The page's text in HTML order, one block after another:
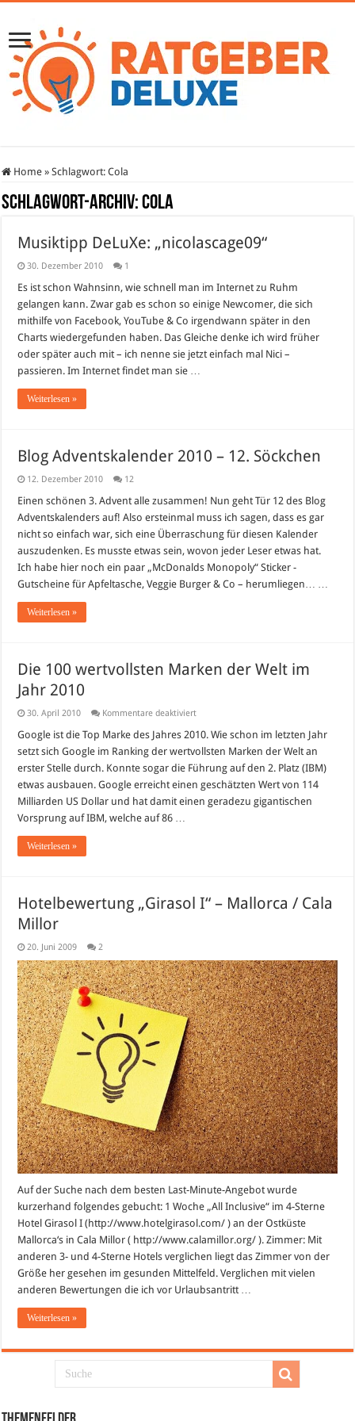
Home » Schlagwort:Cola
Schlagwort-Archiv:Cola
Musiktipp DeLuXe: „nicolascage09“
30. Dezember 2010 1
Es ist schon Wahnsinn, wie schnell man im Internet zu Ruhm
gelangen kann. Zwar gab es schon so einige Newcomer, die sich
mithilfe von Facebook, YouTube & Co irgendwann später in den
Charts wiedergefunden haben. Das Gleiche denke ich wird früher
oder später auch mit – ich nenne sie jetzt einfach mal Nici –
passieren. Im Internet findet man sie …
Weiterlesen »
Blog Adventskalender 2010 – 12. Söckchen
12. Dezember 2010 12
Einen schönen 3. Advent alle zusammen! Nun geht Tür 12 des Blog
Adventskalenders auf! Also ersteinmal muss ich sagen, dass es gar
nicht so einfach war, sich eine Überraschung für diesen Kalender
auszudenken. Es musste etwas sein, wovon jeder Leser etwas hat.
Ich habe hier noch ein paar „McDonalds Monopoly“ Sticker -
Gutscheine für Apfeltasche, Veggie Burger & Co – herumliegen… …
Weiterlesen »
Die 100 wertvollsten Marken der Welt im
Jahr 2010
30. April 2010 Kommentare deaktiviertfür
100
Marken
der
Welt
im
2010
Google ist die Top Marke des Jahres 2010. Wie schon im letzten Jahr
setzt sich Google im Ranking der wertvollsten Marken der Welt an
erster Stelle durch. Konnte sogar die Führung auf den 2. Platz (IBM)
etwas ausbauen. Google erreicht einen geschätzten Wert von 114
Milliarden US Dollar und hat damit einen geradezu gigantischen
Vorsprung auf IBM, welche auf 86 …
Weiterlesen »
Hotelbewertung „Girasol I“ – Mallorca / Cala
Millor
20. Juni 2009 2
Auf der Suche nach dem besten Last-Minute-Angebot wurde
kurzerhand folgendes gebucht: 1 Woche „All Inclusive“ im 4-Sterne
Hotel Girasol I (http://www.hotelgirasol.com/ ) an der Ostküste
Mallorca‘s in Cala Millor ( http://www.calamillor.org/ ). Zimmer: Mit
anderen 3- und 4-Sterne Hotels verglichen liegt das Zimmer von der
Größe her gesehen im gesunden Mittelfeld. Verglichen mit vielen
anderen Bewertungen die ich vor Urlaubsantritt …
Weiterlesen »